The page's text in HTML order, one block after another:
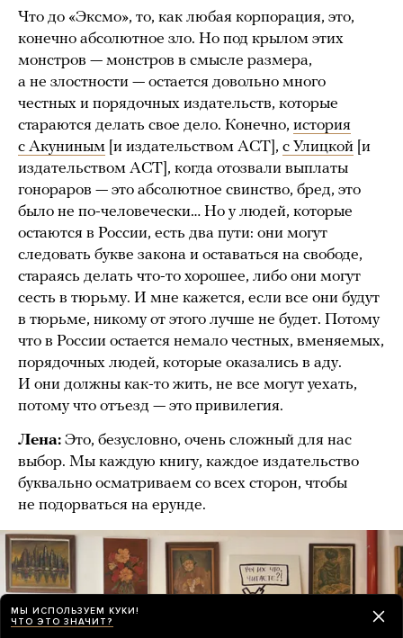
Что до «Эксмо», то, как любая корпорация, это,
конечно абсолютное зло. Но под крылом этих
монстров — монстров в смысле размера,
а не злостности — остается довольно много
честных и порядочных издательств, которые
стараются делать свое дело. Конечно, история
с Акуниным [и издательством АСТ], с Улицкой [и
издательством АСТ], когда отозвали выплаты
гонораров — это абсолютное свинство, бред, это
было не по-человечески… Но у людей, которые
остаются в России, есть два пути: они могут
следовать букве закона и оставаться на свободе,
стараясь делать что-то хорошее, либо они могут
сесть в тюрьму. И мне кажется, если все они будут
в тюрьме, никому от этого лучше не будет. Потому
что в России остается немало честных, вменяемых,
порядочных людей, которые оказались в аду.
И они должны как-то жить, не все могут уехать,
потому что отъезд — это привилегия.
Лена: Это, безусловно, очень сложный для нас
выбор. Мы каждую книгу, каждое издательство
буквально осматриваем со всех сторон, чтобы
не подорваться на ерунде.
МЫ ИСПОЛЬЗУЕМ КУКИ!
ЧТО ЭТО ЗНАЧИТ?